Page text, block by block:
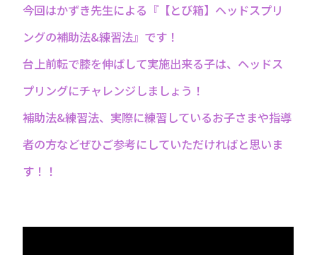
今回はかずき先生による『【とび箱】ヘッドスプリ
ングの補助法&練習法』です！
台上前転で膝を伸ばして実施出来る子は、ヘッドス
プリングにチャレンジしましょう！
補助法&練習法、実際に練習しているお子さまや指導
者の方などぜひご参考にしていただければと思いま
す！！